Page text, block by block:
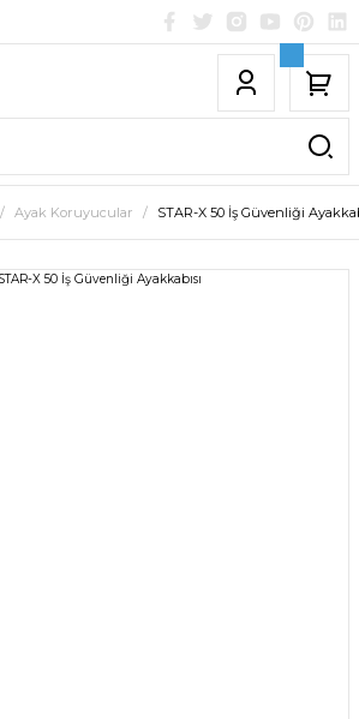
Ayak Koruyucular STAR-X 50 İş Güvenliği